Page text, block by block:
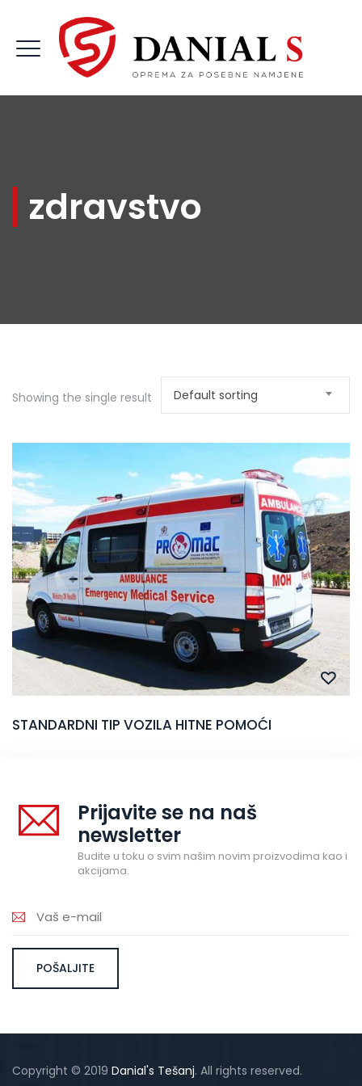
zdravstvo
Showing the single result Default sorting
STANDARDNI TIP VOZILA HITNE POMOĆI
Prijavite se na naš
newsletter
Budite u toku o svim našim novim proizvodima kao i
akcijama.
Copyright © 2019 Danial's Tešanj. All rights reserved.